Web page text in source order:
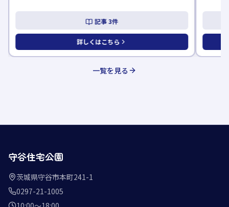
記事3件
詳しくはこちら
一覧を見る
守谷住宅公園
茨城県守谷市本町241-1
0297-21-1005